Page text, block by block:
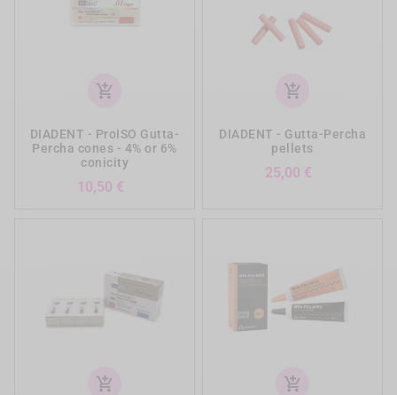
add_shopping_cart
DIADENT - ProISO Gutta-
Percha cones - 4% or 6%
conicity
10,50 €
add_shopping_cart
DIADENT - Gutta-Percha
pellets
25,00 €
add_shopping_cart add_shopping_cart